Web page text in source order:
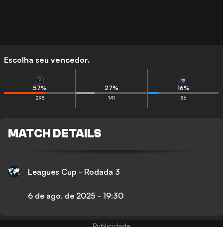
Escolha seu vencedor.
57%
295
27%
141
16%
86
MATCH DETAILS
Leagues Cup - Rodada 3
6 de ago. de 2025 - 19:30